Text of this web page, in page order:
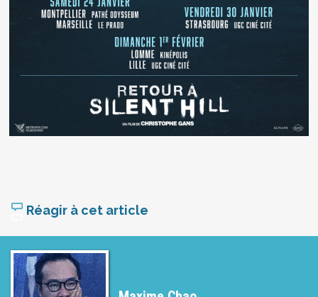
Réagir à cet article